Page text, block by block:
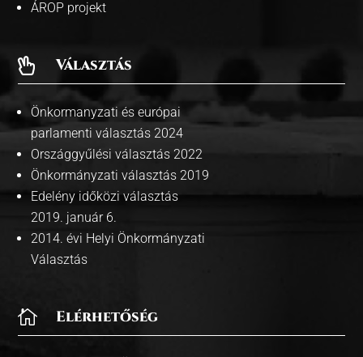
ÁROP projekt
 Választás
Önkormanyzati és európai
parlamenti választás 2024
Országgyűlési választás 2022
Önkormányzati választás 2019
Edelény időközi választás
2019. január 6.
2014. évi Helyi Önkormányzati
Választás
 Elérhetőség